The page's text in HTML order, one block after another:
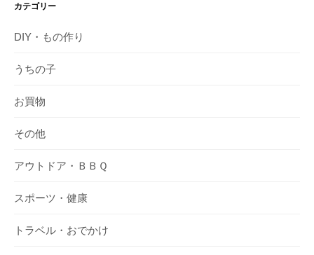
カテゴリー
DIY・もの作り
うちの子
お買物
その他
アウトドア・ＢＢＱ
スポーツ・健康
トラベル・おでかけ